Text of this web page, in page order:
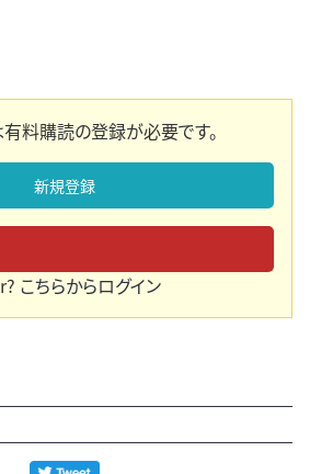
料購読の登録が必要です。
新規登録
こちらからログイン